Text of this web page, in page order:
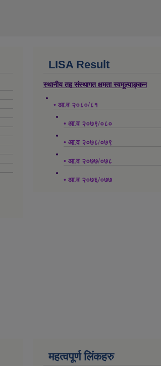
LISA Result
स्थानीय तह संस्थागत क्षमता स्वमूल्याङ्कन
• आ.व २०८०/८१
• आ.व २०७९/०८०
• आ.व २०७८/०७९
• आ.व २०७७/०७८
• आ.व २०७६/०७७
महत्वपूर्ण लिंकहरु